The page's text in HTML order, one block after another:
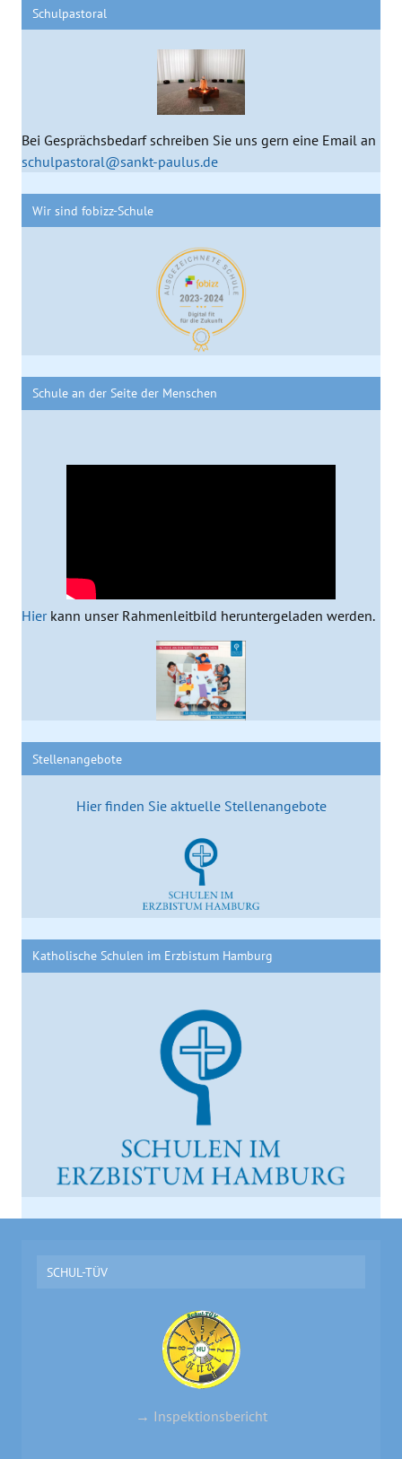
Schulpastoral
Bei Gesprächsbedarf schreiben Sie uns gern eine Email an
schulpastoral@sankt-paulus.de
Wir sind fobizz-Schule
Schule an der Seite der Menschen
Hierkann unser Rahmenleitbild heruntergeladen werden.
Stellenangebote
Hier finden Sie aktuelle Stellenangebote
Katholische Schulen im Erzbistum Hamburg
SCHUL-TÜV
→ Inspektionsbericht